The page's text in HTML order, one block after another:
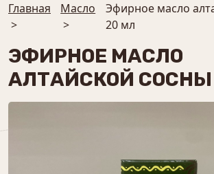
Главная
>
Масло
>
Эфирное масло
20 мл
ЭФИРНОЕ МАСЛО
АЛТАЙСКОЙ СОСНЫ